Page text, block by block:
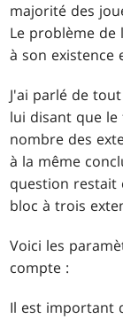
majorité des
Le problème
à son existence
J'ai parlé de
lui disant que
nombre des
à la même
question restait
bloc à trois
Voici les
compte :
Il est important